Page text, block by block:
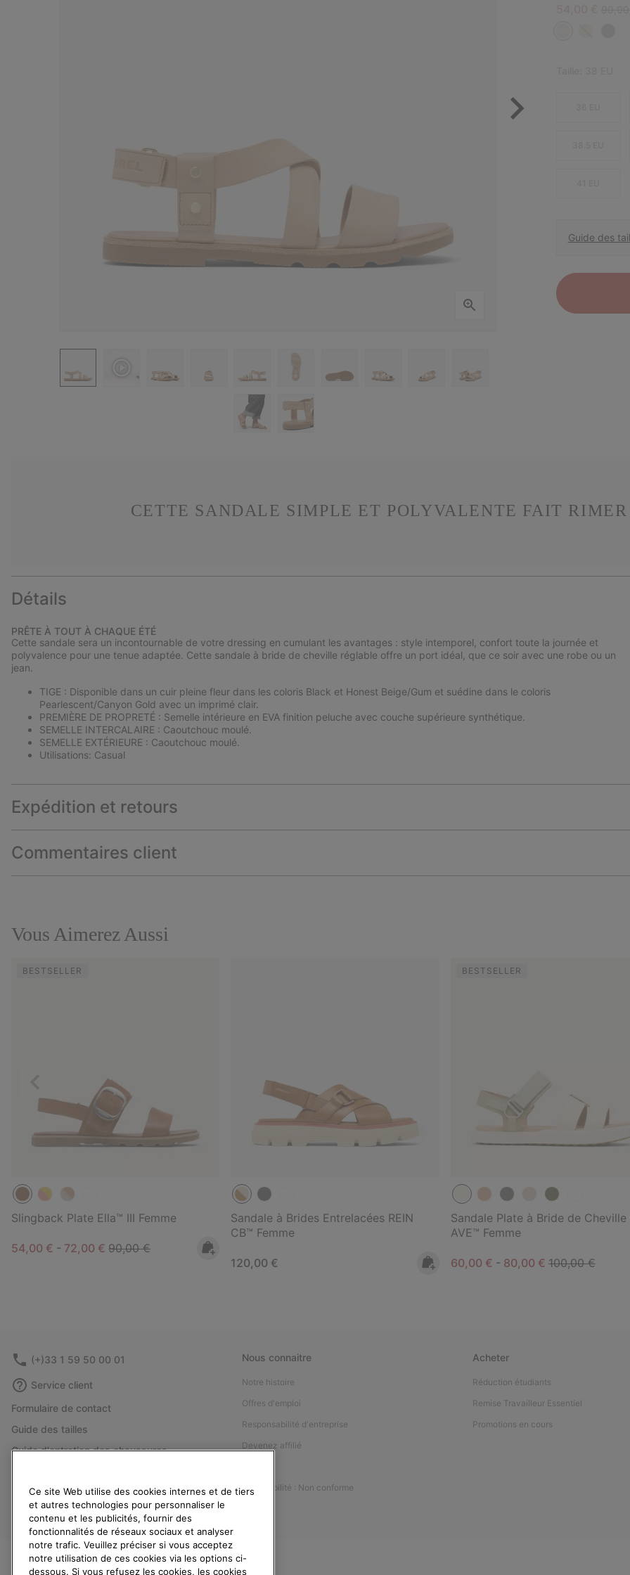
Guide des
CETTE SANDALE SIMPLE ET POLYVALENTE FAIT
Détails
PRÊTE À TOUT À CHAQUE ÉTÉ
Cette sandale sera un incontournable de votre dressing en cumulant les avantages : style intemporel, confort toute la journée et
polyvalence pour une tenue adaptée. Cette sandale à bride de cheville réglable offre un port idéal, que ce soir avec une robe ou un
jean.
TIGE : Disponible dans un cuir pleine fleur dans les coloris Black et Honest Beige/Gum et suédine dans le coloris
Pearlescent/Canyon Gold avec un imprimé clair.
PREMIÈRE DE PROPRETÉ : Semelle intérieure en EVA finition peluche avec couche supérieure synthétique.
SEMELLE INTERCALAIRE : Caoutchouc moulé.
SEMELLE EXTÉRIEURE : Caoutchouc moulé.
Utilisations: Casual
Expédition et retours
Commentaires client
Vous Aimerez Aussi
BESTSELLER
Slingback Plate Ella™ III Femme
Minimum sale price:
54,00 € - Maximum sale price:
72,00 € Regular price:
90,00 €
Sandale à Brides Entrelacées REIN
CB™ Femme
Regular price:
120,00 €
BESTSELLER
Sandale Plate à Bride de Cheville
AVE™ Femme
Minimum sale price:
60,00 € - Maximum sale price:
80,00 € Regular price:
100,00 €
(+)33 1 59 50 00 01
Service client
Formulaire de contact
Guide des tailles
Guide d'entretien des chaussures
Rétractation
Statut de la commande
Livraison
Paiement
Nous connaitre
Notre histoire
Offres d'emploi
Responsabilité d'entreprise
Devenez affilié
Accessibilité : Non conforme
Acheter
Réduction étudiants
Remise Travailleur Essentiel
Promotions en cours
Ce site Web utilise des cookies internes et de tiers
et autres technologies pour personnaliser le
contenu et les publicités, fournir des
fonctionnalités de réseaux sociaux et analyser
notre trafic. Veuillez préciser si vous acceptez
notre utilisation de ces cookies via les options ci-
dessous. Si vous refusez les cookies, les cookies